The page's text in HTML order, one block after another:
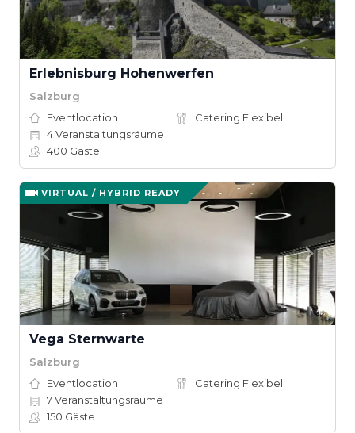
Erlebnisburg Hohenwerfen
Salzburg
Eventlocation
Catering Flexibel
4Veranstaltungsräume
400 Gäste
VIRTUAL / HYBRID READY
Vega Sternwarte
Salzburg
Eventlocation
Catering Flexibel
7Veranstaltungsräume
150 Gäste